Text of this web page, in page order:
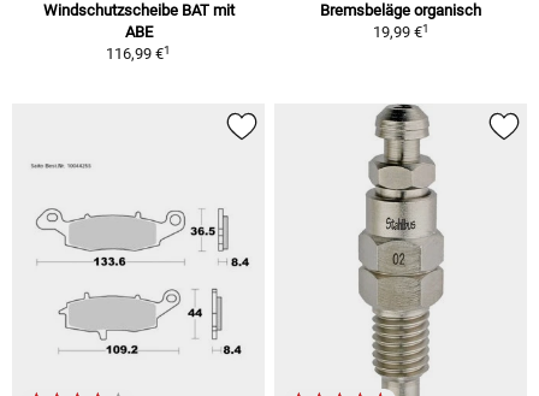
Windschutzscheibe BAT mit
ABE
116,99 €1
Bremsbeläge organisch
19,99 €1